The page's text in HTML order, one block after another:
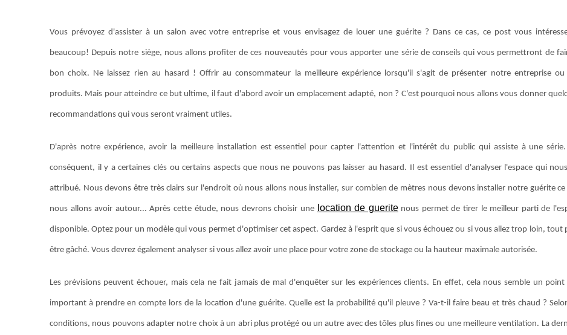
Vous prévoyez d'assister à un salon avec votre entreprise et vous envisagez de louer une guérite ? Dans ce cas, ce post vous
beaucoup! Depuis notre siège, nous allons profiter de ces nouveautés pour vous apporter une série de conseils qui vous permettront de
bon choix. Ne laissez rien au hasard ! Offrir au consommateur la meilleure expérience lorsqu'il s'agit de présenter notre entreprise ou
produits. Mais pour atteindre ce but ultime, il faut d'abord avoir un emplacement adapté, non ? C'est pourquoi nous allons vous donner
recommandations qui vous seront vraiment utiles.
D'après notre expérience, avoir la meilleure installation est essentiel pour capter l'attention et l'intérêt du public qui assiste à une
conséquent, il y a certaines clés ou certains aspects que nous ne pouvons pas laisser au hasard. Il est essentiel d'analyser l'espace qui
attribué. Nous devons être très clairs sur l'endroit où nous allons nous installer, sur combien de mètres nous devons installer notre guérite ce
nous allons avoir autour... Après cette étude, nous devrons choisir une location de gueritenous permet de tirer le meilleur parti de
disponible. Optez pour un modèle qui vous permet d'optimiser cet aspect. Gardez à l'esprit que si vous échouez ou si vous allez trop loin, tout
être gâché. Vous devrez également analyser si vous allez avoir une place pour votre zone de stockage ou la hauteur maximale autorisée.
Les prévisions peuvent échouer, mais cela ne fait jamais de mal d'enquêter sur les expériences clients. En effet, cela nous semble un point
important à prendre en compte lors de la location d'une guérite. Quelle est la probabilité qu'il pleuve ? Va-t-il faire beau et très chaud ?
conditions, nous pouvons adapter notre choix à un abri plus protégé ou un autre avec des tôles plus fines ou une meilleure ventilation. La